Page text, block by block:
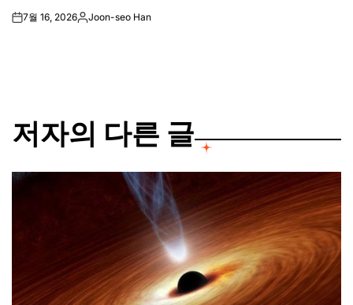
on7월 16, 2026Posted
Joon-seo Han
저자의 다른 글